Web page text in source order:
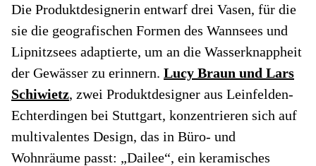
Die Produktdesignerin entwarf drei Vasen, für die
sie die geografischen Formen des Wannsees und
Lipnitzsees adaptierte, um an die Wasserknappheit
der Gewässer zu erinnern. Lucy Braun und Lars
Schiwietz, zwei Produktdesigner aus Leinfelden-
Echterdingen bei Stuttgart, konzentrieren sich auf
multivalentes Design, das in Büro- und
Wohnräume passt: „Dailee“, ein keramisches